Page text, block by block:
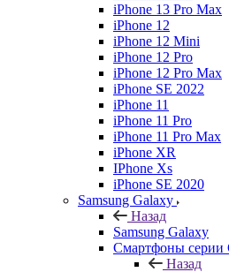
iPhone 13 Pro Max
iPhone 12
iPhone 12 Mini
iPhone 12 Pro
iPhone 12 Pro Max
iPhone SE 2022
iPhone 11
iPhone 11 Pro
iPhone 11 Pro Max
iPhone XR
IPhone Xs
iPhone SE 2020
Samsung Galaxy
Назад
Samsung Galaxy
Смартфоны серии
Назад